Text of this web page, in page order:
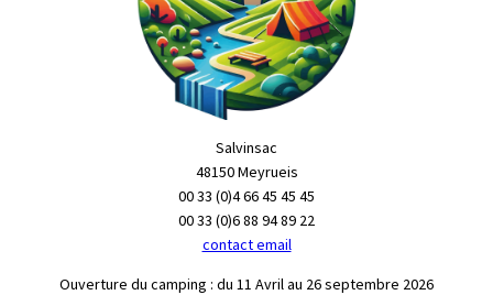
Salvinsac
48150 Meyrueis
00 33 (0)4 66 45 45 45
00 33 (0)6 88 94 89 22
contact email
Ouverture du camping : du 11 Avril au 26 septembre 2026